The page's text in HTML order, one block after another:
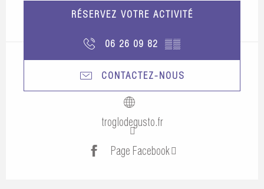
RÉSERVEZ VOTRE ACTIVITÉ
06 26 09 82 ▒▒
CONTACTEZ-NOUS
troglodegusto.fr
Page Facebook